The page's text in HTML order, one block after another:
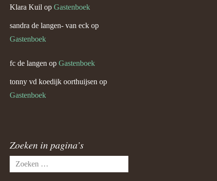
Klara Kuil op Gastenboek
sandra de langen- van eck op
Gastenboek
fc de langen op Gastenboek
tonny vd koedijk oorthuijsen op
Gastenboek
Zoeken in pagina’s
Zoeken
naar: